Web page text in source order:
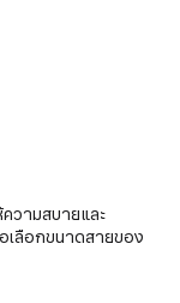
วามสบายและ
เลือกขนาดสายของ